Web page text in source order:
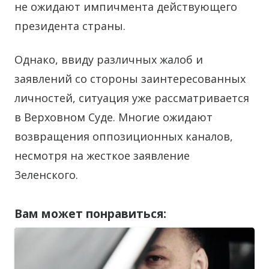
не ожидают импичмента действующего
президента страны.
Однако, ввиду различных жалоб и
заявлений со стороны заинтересованных
личностей, ситуация уже рассматривается
в Верховном Суде. Многие ожидают
возвращения оппозиционных каналов,
несмотря на жесткое заявление
Зеленского.
Вам может понравиться: